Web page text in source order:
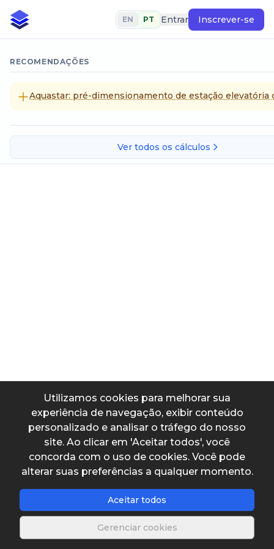
Utilizamos cookies para melhorar sua
experiência de navegação, exibir conteúdo
personalizado e analisar o tráfego do nosso
site. Ao clicar em 'Aceitar todos', você
concorda com o uso de cookies. Você pode
alterar suas preferências a qualquer momento.
Aceitar todos
Gerenciar cookies
EN PT Entrar Inscrever-se
RECOMENDAÇÕES
Aquastar: pré-dimensionamento de estação elevatória
Ver todos os cálculos
Dados de saída
Área convertida
Salvar planilha